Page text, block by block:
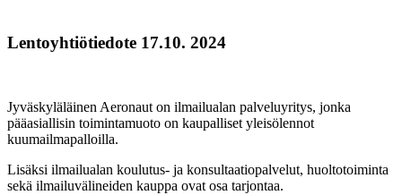
Lentoyhtiötiedote 17.10. 2024
Jyväskyläläinen Aeronaut on ilmailualan palveluyritys, jonka
pääasiallisin toimintamuoto on kaupalliset yleisölennot
kuumailmapalloilla.
Lisäksi ilmailualan koulutus- ja konsultaatiopalvelut, huoltotoiminta
sekä ilmailuvälineiden kauppa ovat osa tarjontaa.